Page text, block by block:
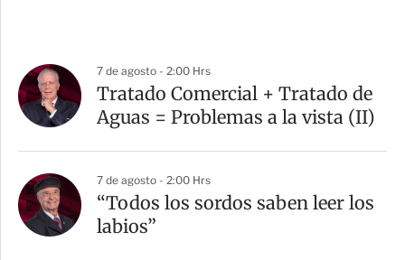
7 de agosto - 2:00 Hrs
Tratado Comercial + Tratado de
Aguas = Problemas a la vista (II)
7 de agosto - 2:00 Hrs
“Todos los sordos saben leer los
labios”